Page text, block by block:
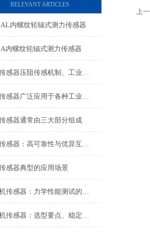
RELEVANT ARTICLES
内螺纹轮辐式测力传感器
内螺纹轮辐式测力传感器
油压传感器压阻传感机制、工业工况适配与标准化运维管理
油压传感器广泛应用于各种工业自控环境
感器通常由三大部分组成
拉力传感器：高可靠性与优异互换性的技术解析
感器典型的应用场景
试验机传感器：力学性能测试的核心组件解析
试验机传感器：选型要点、稳定性及分类详解
上